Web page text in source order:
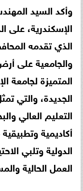
وأكد السيد
الإسكندرية، على
الذي تقدمه
والجامعية على
المتميزة لجامعة
الجديدة، والتي
التعليم العالي
أكاديمية
الدولية وتلبي
العمل الحالية